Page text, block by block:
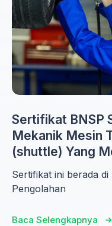
Sertifikat BNSP
Mekanik Mesin
(shuttle) Yang
Sertifikat ini berada
Pengolahan
Baca Selengkapnya